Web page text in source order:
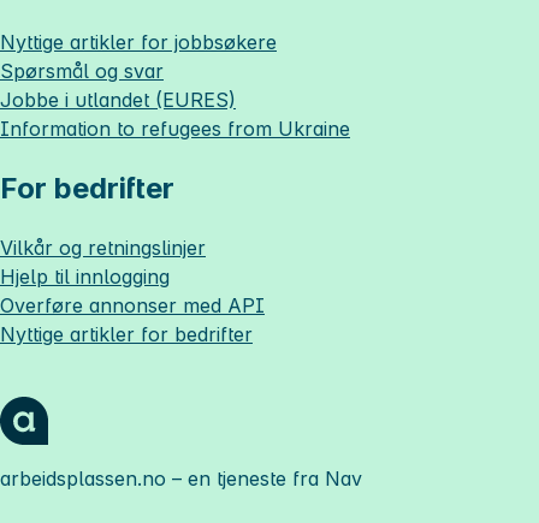
Nyttige artikler for jobbsøkere
Spørsmål og svar
Jobbe i utlandet (EURES)
Information to refugees from Ukraine
For bedrifter
Vilkår og retningslinjer
Hjelp til innlogging
Overføre annonser med API
Nyttige artikler for bedrifter
arbeidsplassen.no – en tjeneste fra Nav